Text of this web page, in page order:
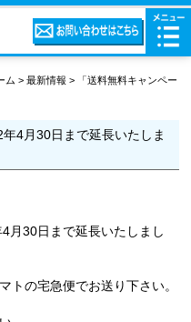
ム>最新情報 >
「送料無料キャンペー
4月30日まで延長いたしま
月30日まで延長いたしまし
トの宅急便でお送り下さい。